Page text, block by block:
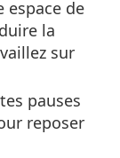
espace de
la
sur
pauses
reposer